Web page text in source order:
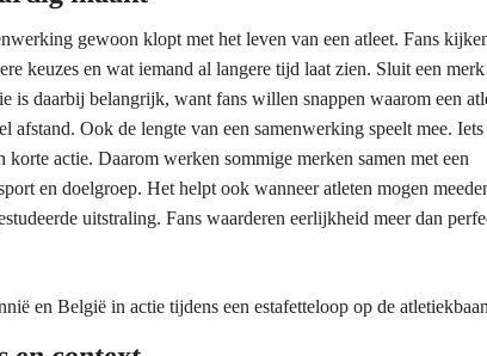
gewoon klopt met het leven van een atleet. Fans
keuzes en wat iemand al langere tijd laat zien. Sluit een
is daarbij belangrijk, want fans willen snappen waarom een
afstand. Ook de lengte van een samenwerking speelt mee. Iets
actie. Daarom werken sommige merken samen met een
en doelgroep. Het helpt ook wanneer atleten mogen
uitstraling. Fans waarderen eerlijkheid meer dan